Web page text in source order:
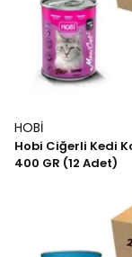
HOBİ
Hobi Ciğerli Kedi
400 GR (12 Adet)